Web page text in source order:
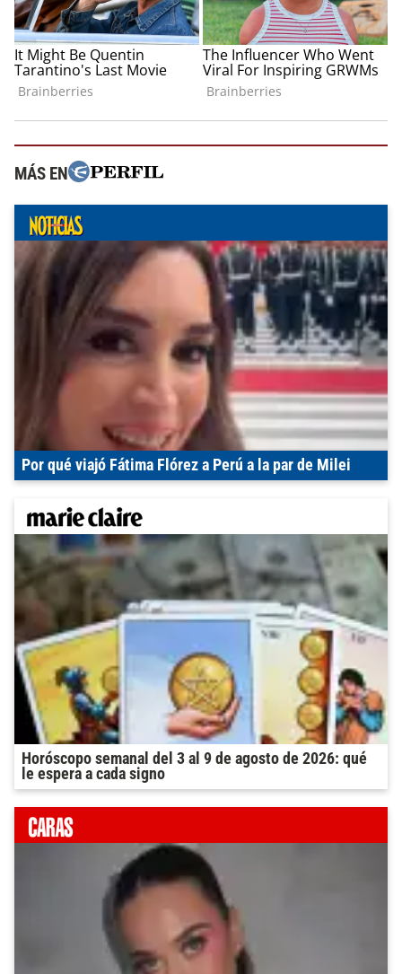
MÁS EN
Por qué viajó Fátima Flórez a Perú a la par de Milei
Horóscopo semanal del 3 al 9 de agosto de 2026: qué
le espera a cada signo